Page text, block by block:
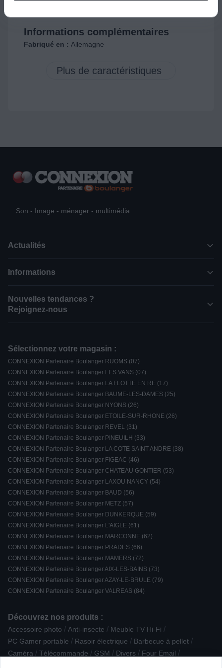
Informations complémentaires
Fabriqué en : Allemagne
Son - Image - ménager - multimédia
Actualités
Informations
Nouvelles tendances ?
Rejoignez-nous
Sélectionnez votre magasin :
CONNEXION Partenaire Boulanger RUOMS (07)
CONNEXION Partenaire Boulanger LES VANS (07)
CONNEXION Partenaire Boulanger LA FLOTTE EN RE (17)
CONNEXION Partenaire Boulanger BAUME-LES-DAMES (25)
CONNEXION Partenaire Boulanger NYONS (26)
CONNEXION Partenaire Boulanger ETOILE-SUR-RHONE (26)
CONNEXION Partenaire Boulanger REVEL (31)
CONNEXION Partenaire Boulanger PINEUILH (33)
CONNEXION Partenaire Boulanger LA COTE SAINT ANDRE (38)
CONNEXION Partenaire Boulanger FIGEAC (46)
CONNEXION Partenaire Boulanger CHATEAU GONTIER (53)
CONNEXION Partenaire Boulanger LAXOU NANCY (54)
CONNEXION Partenaire Boulanger BAUD (56)
CONNEXION Partenaire Boulanger METZ (57)
CONNEXION Partenaire Boulanger DUNKERQUE (59)
CONNEXION Partenaire Boulanger L'AIGLE (61)
CONNEXION Partenaire Boulanger MARCONNE (62)
CONNEXION Partenaire Boulanger PRADES (66)
CONNEXION Partenaire Boulanger MAMERS (72)
CONNEXION Partenaire Boulanger AIX-LES-BAINS (73)
CONNEXION Partenaire Boulanger AZAY-LE-BRULE (79)
CONNEXION Partenaire Boulanger VALREAS (84)
Découvrez nos produits :
Accessoire photo / Anti-insecte / Meuble TV Hi-Fi /
PC Gamer portable / Rasoir électrique / Barbecue à pellet /
Caméra / Télécommande / GSM / Divers / Four Email /